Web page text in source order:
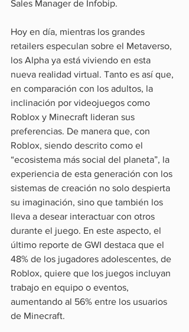
Sales Manager de Infobip.
Hoy en día, mientras los grandes
retailers especulan sobre el Metaverso,
los Alpha ya está viviendo en esta
nueva realidad virtual. Tanto es así que,
en comparación con los adultos, la
inclinación por videojuegos como
Roblox y Minecraft lideran sus
preferencias. De manera que, con
Roblox, siendo descrito como el
“ecosistema más social del planeta”, la
experiencia de esta generación con los
sistemas de creación no solo despierta
su imaginación, sino que también los
lleva a desear interactuar con otros
durante el juego. En este aspecto, el
último reporte de GWI destaca que el
48% de los jugadores adolescentes, de
Roblox, quiere que los juegos incluyan
trabajo en equipo o eventos,
aumentando al 56% entre los usuarios
de Minecraft.